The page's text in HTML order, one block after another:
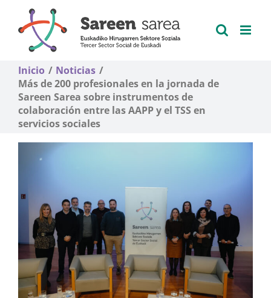
contenido
Inicio
Noticias
Más de 200 profesionales en la jornada de
Sareen Sarea sobre instrumentos de
colaboración entre las AAPP y el TSS en
servicios sociales